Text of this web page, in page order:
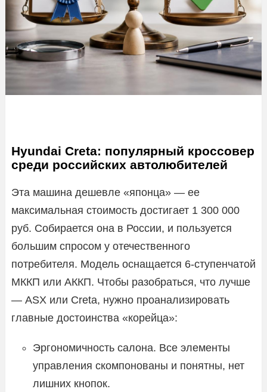
Hyundai Creta: популярный кроссовер
среди российских автолюбителей
Эта машина дешевле «японца» — ее
максимальная стоимость достигает 1 300 000
руб. Собирается она в России, и пользуется
большим спросом у отечественного
потребителя. Модель оснащается 6-ступенчатой
МККП или АККП. Чтобы разобраться, что лучше
— ASX или Creta, нужно проанализировать
главные достоинства «корейца»:
Эргономичность салона. Все элементы
управления скомпонованы и понятны, нет
лишних кнопок.